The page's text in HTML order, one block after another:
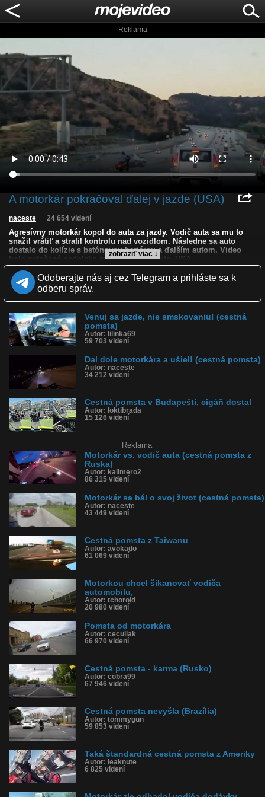
Reklama
A motorkár pokračoval ďalej v jazde (USA)
zobraziť viac ↓
naceste 24 654 videní
Agresívny motorkár kopol do auta za jazdy. Vodič auta sa mu to
snažil vrátiť a stratil kontrolu nad vozidlom. Následne sa auto
dostalo do kolízie s betónovou bariérou a ďalším autom. Video
bolo natočené neďaleko mesta Santa Clarita, USA.
Kvalita: NQ
LQ
Obľúbené: 23
Komentárov: 74
Dľžka: 0:43
Kategória: auto-moto
Tagy: cestná pomsta, na ceste, nehoda, diaľnica, motorka,
motorkár, auto
História sledovanosti videa:
Odoberajte nás aj cez Telegram a prihláste sa k
odberu správ.
Venuj sa jazde, nie smskovaniu! (cestná
pomsta)
Autor: lilinka69
59 703 videní
Dal dole motorkára a ušiel! (cestná pomsta)
Autor: naceste
34 212 videní
Cestná pomsta v Budapešti, cigáň dostal
Autor: loktibrada
15 126 videní
Reklama
Motorkár vs. vodič auta (cestná pomsta z
Ruska)
Autor: kalimero2
86 315 videní
Motorkár sa bál o svoj život (cestná pomsta)
Autor: naceste
43 449 videní
Cestná pomsta z Taiwanu
Autor: avokado
61 069 videní
Motorkou chcel šikanovať vodiča
automobilu,
Autor: tchoroid
20 980 videní
Pomsta od motorkára
Autor: ceculiak
66 970 videní
Cestná pomsta - karma (Rusko)
Autor: cobra99
67 946 videní
Cestná pomsta nevyšla (Brazília)
Autor: tommygun
59 853 videní
Taká štandardná cestná pomsta z Ameriky
Autor: leaknute
6 825 videní